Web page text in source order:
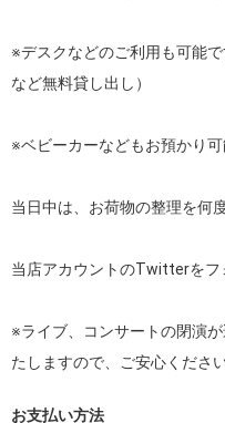
※デスクなどのご利用も可能
など無料貸し出し）
※ベビーカーなどもお預かり可
当日中は、お荷物の整理を何
当店アカウントのTwitterをフ
※ライブ、コンサートの閉演
たしますので、ご安心くださ
お支払い方法